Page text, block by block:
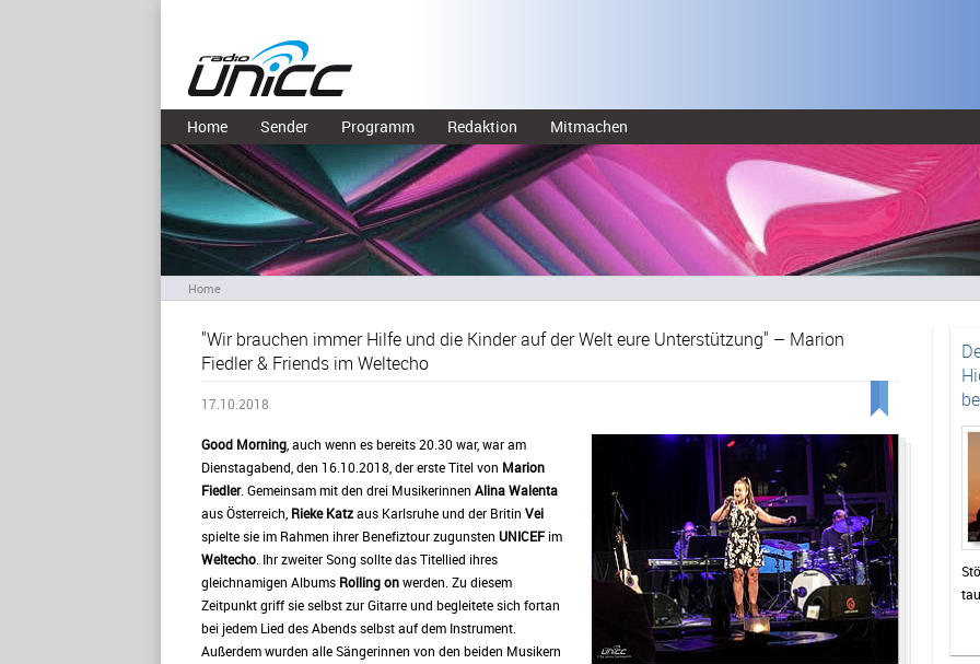
Home Sender Programm Redaktion Mitmachen
Home
"Wir brauchen immer Hilfe und die Kinder auf der Welt eure Unterstützung" – Marion
Fiedler & Friends im Weltecho
17.10.2018
Good Morning , auch wenn es bereits 20.30 war, war am
Dienstagabend, den 16.10.2018, der erste Titel von Marion
Fiedler. Gemeinsam mit den drei Musikerinnen Alina Walenta
aus Österreich, Rieke Katzaus Karlsruhe und der Britin Vei
spielte sie im Rahmen ihrer Benefiztour zugunsten UNICEFim
Weltecho . Ihr zweiter Song sollte das Titellied ihres
gleichnamigen Albums Rolling onwerden. Zu diesem
Zeitpunkt griff sie selbst zur Gitarre und begleitete sich fortan
bei jedem Lied des Abends selbst auf dem Instrument.
Außerdem wurden alle Sängerinnen von den beiden Musikern